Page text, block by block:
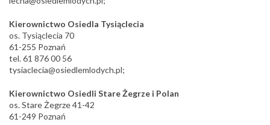
Kierownictwo Osiedla Tysiąclecia
os. Tysiąclecia 70
61-255 Poznań
tel. 61 876 00 56
tysiaclecia@osiedlemlodych.pl;
Kierownictwo Osiedli Stare Żegrze i Polan
os. Stare Żegrze 41-42
61-249 Poznań